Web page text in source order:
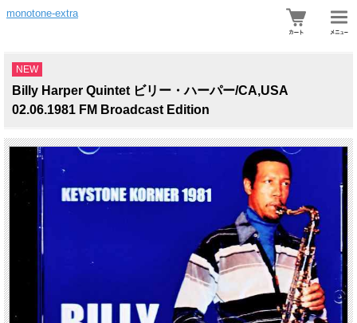
monotone-extra
NEW
Billy Harper Quintet ビリー・ハーパー/CA,USA
02.06.1981 FM Broadcast Edition